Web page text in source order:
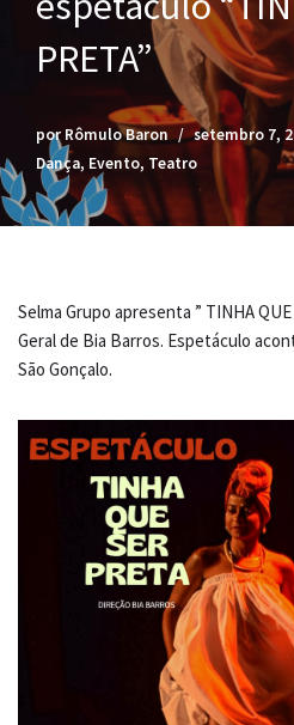
PRETA”
por Rômulo Baron
setembro 7,
Dança, Evento, Teatro
Selma Grupo apresenta ” TINHA QUE
Geral de Bia Barros. Espetáculo
São Gonçalo.